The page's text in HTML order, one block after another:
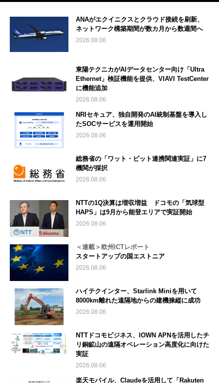
ANAがエクイニクスとクラウド接続を刷新、
ネットワーク構築期間が数カ月から数週間へ
2026.08.06
東陽テクニカがAIデータセンター向け「Ultra
Ethernet」検証機能を提供、VIAVI TestCenter
に機能追加
2026.08.06
NRIセキュア、独自開発のAI統制基盤を導入し
たSOCサービスを運用開始
2026.08.06
総務省の「ワット・ビット連携関連実証」に7
機関が採択
2026.08.06
NTTの1Q決算は増収増益 ドコモの「気球型
HAPS」は9月から能登エリアで実証開始
2026.08.06
＜連載＞欧州ICTレポート
スタートアップの国エストニア
2026.08.06
ハイテクインター、Starlink Miniを用いて
8000km離れた遠隔地からの建機操縦に成功
2026.08.06
NTTドコモビジネス、IOWN APNを活用したチ
リ銅鉱山の遠隔オペレーション高度化に向けた
実証
2026.08.06
楽天モバイル、Claudeを活用して「Rakuten